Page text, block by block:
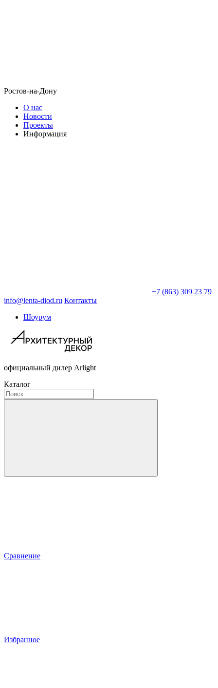
Ростов-на-Дону
О нас
Новости
Проекты
Информация
+7 (863) 309 23 79
info@lenta-diod.ru Контакты
Шоурум
официальный дилер Arlight
Каталог
Сравнение
Избранное